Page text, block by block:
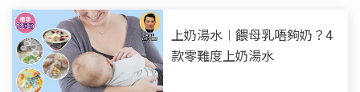
上奶湯水︱餵母乳唔夠奶？4
款零難度上奶湯水